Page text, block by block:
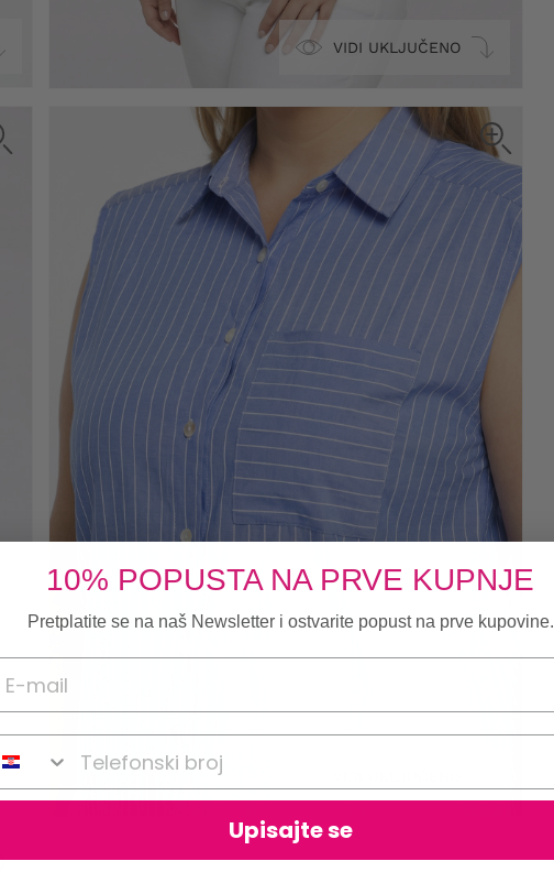
VIDI UKLJUČENO
10% POPUSTA NA PRVE KUPNJE
Pretplatite se na naš Newsletter i ostvarite popust na prve kupovine.
Telefonski broj
Upisajte se